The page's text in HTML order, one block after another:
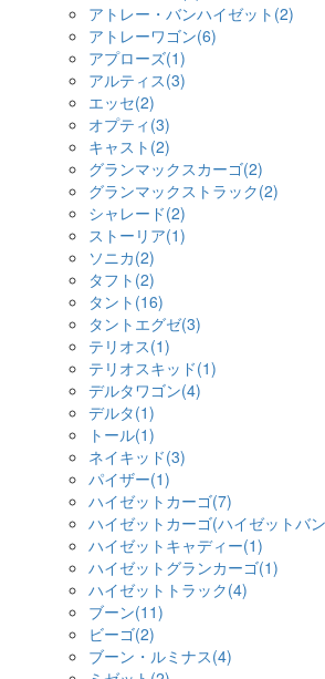
アトレー・バンハイゼット(2)
アトレーワゴン(6)
アプローズ(1)
アルティス(3)
エッセ(2)
オプティ(3)
キャスト(2)
グランマックスカーゴ(2)
グランマックストラック(2)
シャレード(2)
ストーリア(1)
ソニカ(2)
タフト(2)
タント(16)
タントエグゼ(3)
テリオス(1)
テリオスキッド(1)
デルタワゴン(4)
デルタ(1)
トール(1)
ネイキッド(3)
パイザー(1)
ハイゼットカーゴ(7)
ハイゼットカーゴ(ハイゼットバ
ハイゼットキャディー(1)
ハイゼットグランカーゴ(1)
ハイゼットトラック(4)
ブーン(11)
ビーゴ(2)
ブーン・ルミナス(4)